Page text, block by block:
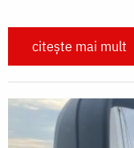
citește mai mult